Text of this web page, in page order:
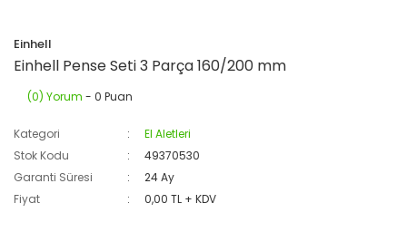
Einhell
Einhell Pense Seti 3 Parça 160/200 mm
(0) Yorum - 0 Puan
Kategori
El Aletleri
Stok Kodu
49370530
Garanti Süresi
24 Ay
Fiyat
0,00 TL + KDV